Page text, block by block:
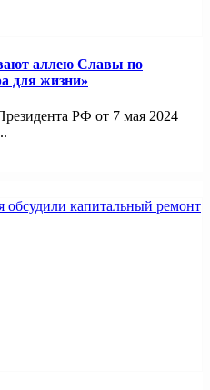
аллею Славы по
для жизни»
РФ от 7 мая 2024